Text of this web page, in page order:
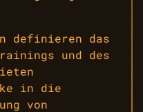
definieren das
und des
in die
von